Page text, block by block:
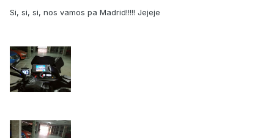
Si, si, si, nos vamos pa Madrid!!!!! Jejeje